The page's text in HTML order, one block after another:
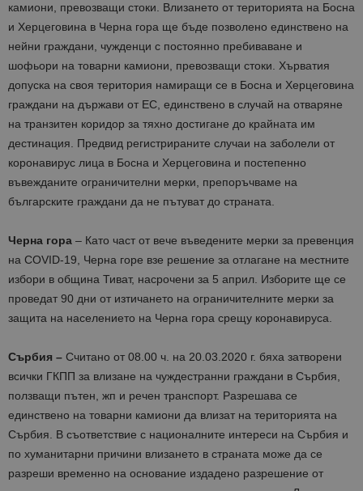
камиони, превозващи стоки. Влизането от територията на Босна
и Херцеговина в Черна гора ще бъде позволено единствено на
нейни граждани, чужденци с постоянно пребиваване и
шофьори на товарни камиони, превозващи стоки. Хърватия
допуска на своя територия намиращи се в Босна и Херцеговина
граждани на държави от ЕС, единствено в случай на отваряне
на транзитен коридор за тяхно достигане до крайната им
дестинация. Предвид регистрираните случаи на заболели от
коронавирус лица в Босна и Херцеговина и постепенно
въвежданите ограничителни мерки, препоръчваме на
българските граждани да не пътуват до страната.
Черна гора – Като част от вече въведените мерки за превенция
на COVID-19, Черна горе взе решение за отлагане на местните
избори в община Тиват, насрочени за 5 април. Изборите ще се
проведат 90 дни от изтичането на ограничителните мерки за
защита на населението на Черна гора срещу коронавируса.
Сърбия – Считано от 08.00 ч. на 20.03.2020 г. бяха затворени
всички ГКПП за влизане на чуждестранни граждани в Сърбия,
ползващи пътен, жп и речен транспорт. Разрешава се
единствено на товарни камиони да влизат на територията на
Сърбия. В съответствие с националните интереси на Сърбия и
по хуманитарни причини влизането в страната може да се
разреши временно на основание издадено разрешение от